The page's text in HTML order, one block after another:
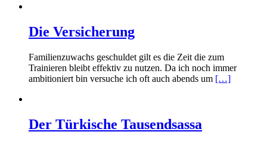
Die Versicherung
Familienzuwachs geschuldet gilt es die Zeit die zum
Trainieren bleibt effektiv zu nutzen. Da ich noch immer
ambitioniert bin versuche ich oft auch abends um […]
Der Türkische Tausendsassa